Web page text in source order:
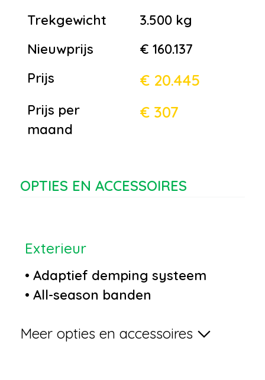
Trekgewicht
3.500 kg
Nieuwprijs
€ 160.137
Prijs
€ 20.445
Prijs per
maand
€ 307
OPTIES EN ACCESSOIRES
Exterieur
• Adaptief demping systeem
• All-season banden
achterklep
Meer opties en accessoires